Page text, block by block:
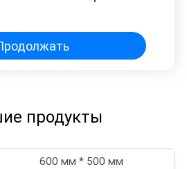
продукты
600 мм * 500 мм